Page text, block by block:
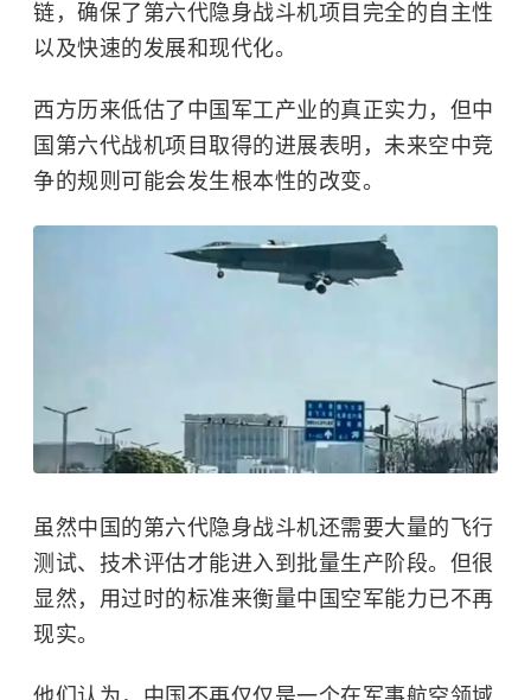
链，确保了第六代隐身战斗机项目完全的自主性
以及快速的发展和现代化。
西方历来低估了中国军工产业的真正实力，但中
国第六代战机项目取得的进展表明，未来空中竞
争的规则可能会发生根本性的改变。
虽然中国的第六代隐身战斗机还需要大量的飞行
测试、技术评估才能进入到批量生产阶段。但很
显然，用过时的标准来衡量中国空军能力已不再
现实。